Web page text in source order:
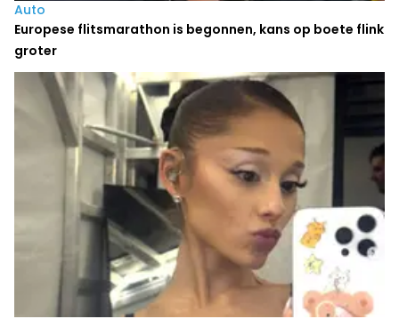
Auto
Europese flitsmarathon is begonnen, kans op boete flink
groter